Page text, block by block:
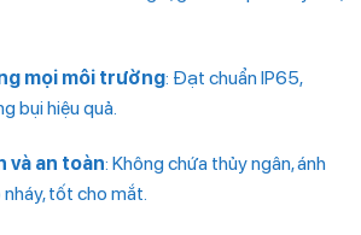
mọi môi trường: Đạt chuẩn IP65,
bụi hiệu quả.
và an toàn: Không chứa thủy ngân, ánh
tốt cho mắt.